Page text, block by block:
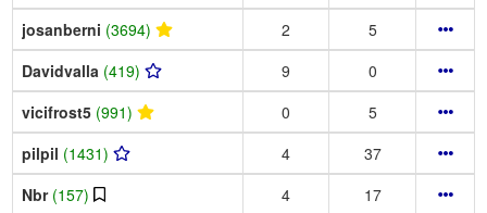
josanberni (3694) 2
5
Davidvalla (419) 9
0
vicifrost5 (991) 0
5
pilpil (1431) 4
37
Nbr (157) 4
17